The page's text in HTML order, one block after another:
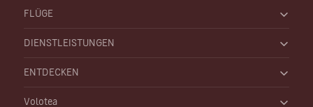
FLÜGE
DIENSTLEISTUNGEN
ENTDECKEN
Volotea